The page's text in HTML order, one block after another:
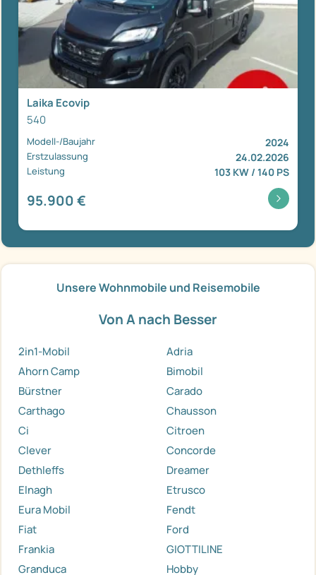
Laika Ecovip
540
Modell-/Baujahr 2024
Erstzulassung 24.02.2026
Leistung 103 KW / 140 PS
95.900 €
Unsere Wohnmobile und Reisemobile
Von A nach Besser
2in1-Mobil
Adria
Ahorn Camp
Bimobil
Bürstner
Carado
Carthago
Chausson
Ci
Citroen
Clever
Concorde
Dethleffs
Dreamer
Elnagh
Etrusco
Eura Mobil
Fendt
Fiat
Ford
Frankia
GIOTTILINE
Granduca
Hobby